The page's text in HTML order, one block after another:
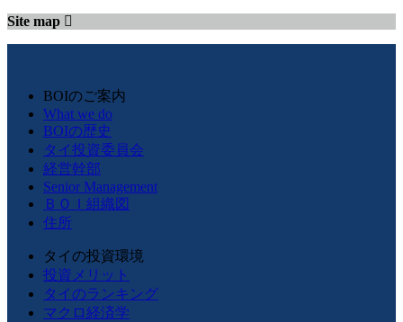
Site map
BOIのご案内
What we do
BOIの歴史
タイ投資委員会
経営幹部
Senior Management
ＢＯＩ組織図
住所
タイの投資環境
投資メリット
タイのランキング
マクロ経済学